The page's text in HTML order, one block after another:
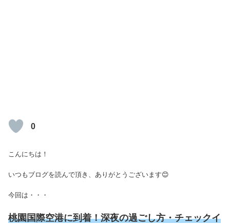
0
こんにちは！
いつもブログを読んで頂き、ありがとうございます😊
今回は・・・
桃園国際空港に到着！深夜の過ごし方・チェックイ